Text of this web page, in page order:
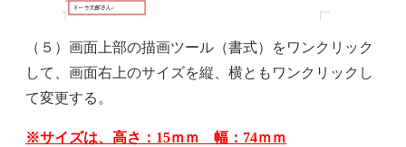
（５）画面上部の描画ツール（書式）をワンクリック
して、画面右上のサイズを縦、横ともワンクリックし
て変更する。
※サイズは、高さ：15ｍｍ 幅：74ｍｍ